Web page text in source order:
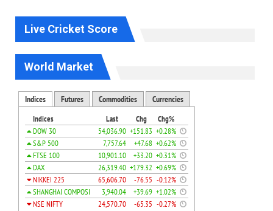
Live Cricket Score
World Market